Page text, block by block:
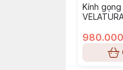
Kính gọng